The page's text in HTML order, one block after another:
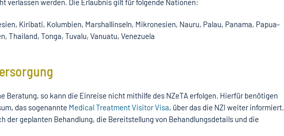
verlassen werden. Die Erlaubnis gilt für folgende Nationen:
Kiribati, Kolumbien, Marshallinseln, Mikronesien, Nauru, Palau, Panama, Papua-
Thailand, Tonga, Tuvalu, Vanuatu, Venezuela
Beratung, so kann die Einreise nicht mithilfe des NZeTA erfolgen. Hierfür benötigen
das sogenannte Medical Treatment Visitor Visa, über das die NZI weiter informiert.
geplanten Behandlung, die Bereitstellung von Behandlungsdetails und die